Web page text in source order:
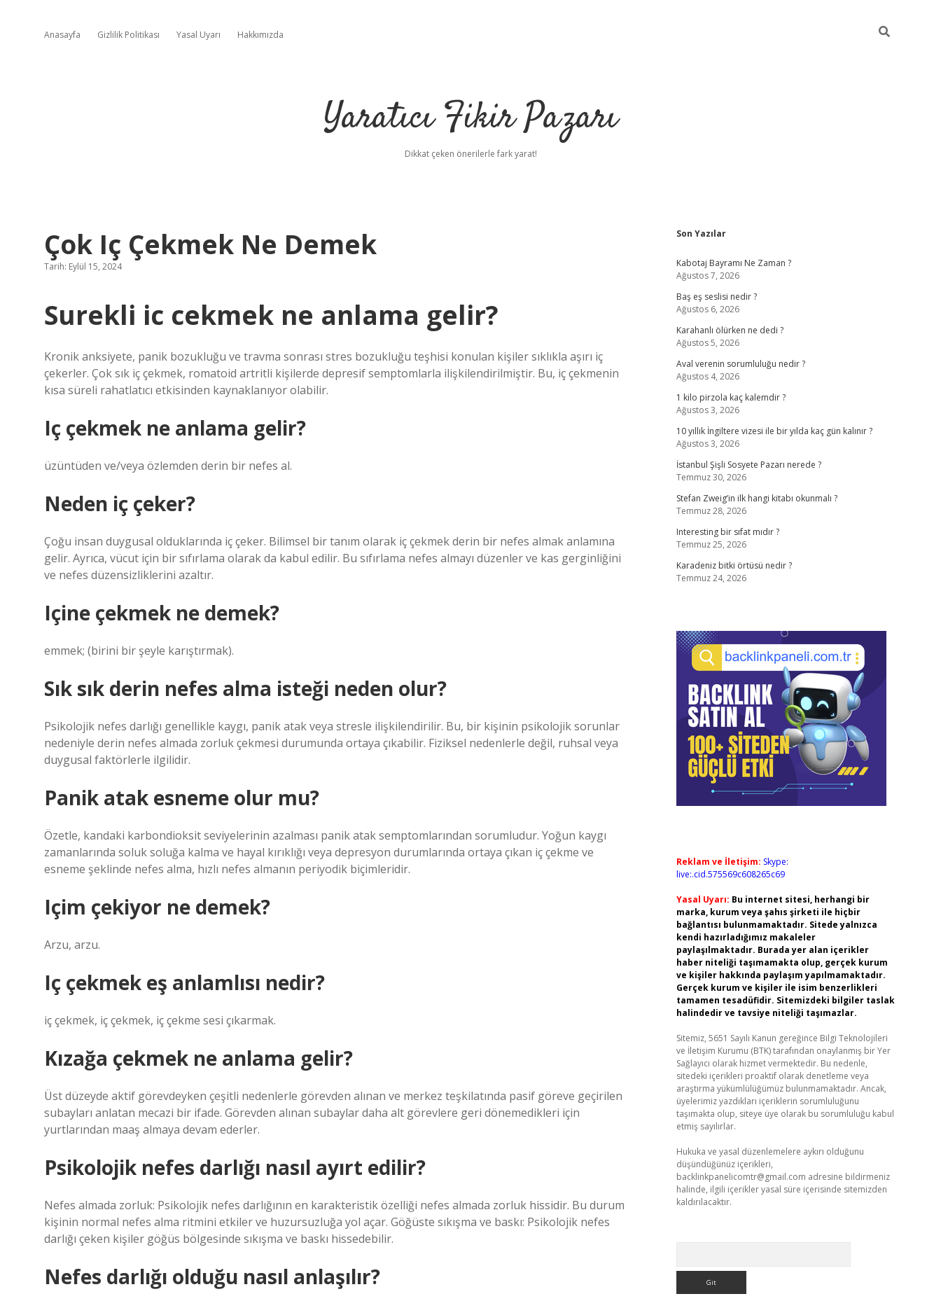
Anasayfa Gizlilik Politikası Yasal Uyarı Hakkımızda
Yaratıcı Fikir Pazarı
Dikkat çeken önerilerle fark yarat!
Çok Iç Çekmek Ne Demek
Tarih: Eylül 15, 2024
Surekli ic cekmek ne anlama gelir?
Kronik anksiyete, panik bozukluğu ve travma sonrası stres bozukluğu teşhisi konulan kişiler sıklıkla aşırı iç
çekerler. Çok sık iç çekmek, romatoid artritli kişilerde depresif semptomlarla ilişkilendirilmiştir. Bu, iç çekmenin
kısa süreli rahatlatıcı etkisinden kaynaklanıyor olabilir.
Iç çekmek ne anlama gelir?
üzüntüden ve/veya özlemden derin bir nefes al.
Neden iç çeker?
Çoğu insan duygusal olduklarında iç çeker. Bilimsel bir tanım olarak iç çekmek derin bir nefes almak anlamına
gelir. Ayrıca, vücut için bir sıfırlama olarak da kabul edilir. Bu sıfırlama nefes almayı düzenler ve kas gerginliğini
ve nefes düzensizliklerini azaltır.
Içine çekmek ne demek?
emmek; (birini bir şeyle karıştırmak).
Sık sık derin nefes alma isteği neden olur?
Psikolojik nefes darlığı genellikle kaygı, panik atak veya stresle ilişkilendirilir. Bu, bir kişinin psikolojik sorunlar
nedeniyle derin nefes almada zorluk çekmesi durumunda ortaya çıkabilir. Fiziksel nedenlerle değil, ruhsal veya
duygusal faktörlerle ilgilidir.
Panik atak esneme olur mu?
Özetle, kandaki karbondioksit seviyelerinin azalması panik atak semptomlarından sorumludur. Yoğun kaygı
zamanlarında soluk soluğa kalma ve hayal kırıklığı veya depresyon durumlarında ortaya çıkan iç çekme ve
esneme şeklinde nefes alma, hızlı nefes almanın periyodik biçimleridir.
Içim çekiyor ne demek?
Arzu, arzu.
Iç çekmek eş anlamlısı nedir?
iç çekmek, iç çekmek, iç çekme sesi çıkarmak.
Kızağa çekmek ne anlama gelir?
Üst düzeyde aktif görevdeyken çeşitli nedenlerle görevden alınan ve merkez teşkilatında pasif göreve geçirilen
subayları anlatan mecazi bir ifade. Görevden alınan subaylar daha alt görevlere geri dönemedikleri için
yurtlarından maaş almaya devam ederler.
Psikolojik nefes darlığı nasıl ayırt edilir?
Nefes almada zorluk: Psikolojik nefes darlığının en karakteristik özelliği nefes almada zorluk hissidir. Bu durum
kişinin normal nefes alma ritmini etkiler ve huzursuzluğa yol açar. Göğüste sıkışma ve baskı: Psikolojik nefes
darlığı çeken kişiler göğüs bölgesinde sıkışma ve baskı hissedebilir.
Nefes darlığı olduğu nasıl anlaşılır?
Sidebar
Son Yazılar
Kabotaj Bayramı Ne Zaman ?
Ağustos 7, 2026
Baş eş seslisi nedir ?
Ağustos 6, 2026
Karahanlı ölürken ne dedi ?
Ağustos 5, 2026
Aval verenin sorumluluğu nedir ?
Ağustos 4, 2026
1 kilo pirzola kaç kalemdir ?
Ağustos 3, 2026
10 yıllık İngiltere vizesi ile bir yılda kaç gün kalınır ?
Ağustos 3, 2026
İstanbul Şişli Sosyete Pazarı nerede ?
Temmuz 30, 2026
Stefan Zweig’in ilk hangi kitabı okunmalı ?
Temmuz 28, 2026
Interesting bir sıfat mıdır ?
Temmuz 25, 2026
Karadeniz bitki örtüsü nedir ?
Temmuz 24, 2026
Reklam ve İletişim: Skype:
live:.cid.575569c608265c69
Yasal Uyarı: Bu internet sitesi, herhangi bir
marka, kurum veya şahıs şirketi ile hiçbir
bağlantısı bulunmamaktadır. Sitede yalnızca
kendi hazırladığımız makaleler
paylaşılmaktadır. Burada yer alan içerikler
haber niteliği taşımamakta olup, gerçek kurum
ve kişiler hakkında paylaşım yapılmamaktadır.
Gerçek kurum ve kişiler ile isim benzerlikleri
tamamen tesadüfidir. Sitemizdeki bilgiler taslak
halindedir ve tavsiye niteliği taşımazlar.
Sitemiz, 5651 Sayılı Kanun gereğince Bilgi Teknolojileri
ve İletişim Kurumu (BTK) tarafından onaylanmış bir Yer
Sağlayıcı olarak hizmet vermektedir. Bu nedenle,
sitedeki içerikleri proaktif olarak denetleme veya
araştırma yükümlülüğümüz bulunmamaktadır. Ancak,
üyelerimiz yazdıkları içeriklerin sorumluluğunu
taşımakta olup, siteye üye olarak bu sorumluluğu kabul
etmiş sayılırlar.
Hukuka ve yasal düzenlemelere aykırı olduğunu
düşündüğünüz içerikleri,
backlinkpanelicomtr@gmail.com adresine bildirmeniz
halinde, ilgili içerikler yasal süre içerisinde sitemizden
kaldırılacaktır.